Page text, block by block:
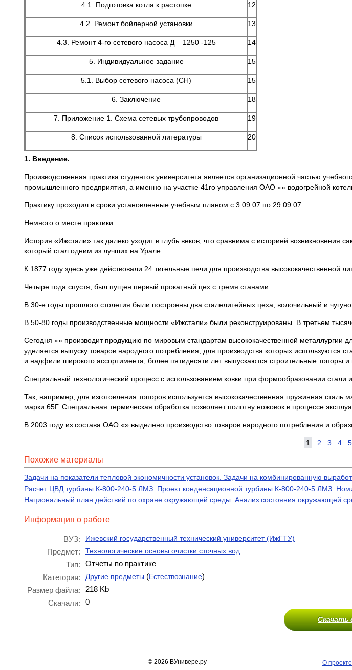
4.1. Подготовка котла к растопке 12
4.2. Ремонт бойлерной установки 13
4.3. Ремонт 4-го сетевого насоса Д – 1250 -125 14
5. Индивидуальное задание 15
5.1. Выбор сетевого насоса (СН) 15
6. Заключение 18
7. Приложение 1. Схема сетевых трубопроводов 19
8. Список использованной литературы 20
1. Введение.
Производственная практика студентов университета является организационной частью
промышленного предприятия, а именно на участке 41го управления ОАО «» водогрейной
Практику проходил в сроки установленные учебным планом с 3.09.07 по 29.09.07.
Немного о месте практики.
История «Ижстали» так далеко уходит в глубь веков, что сравнима с историей
который стал одним из лучших на Урале.
К 1877 году здесь уже действовали 24 тигельные печи для производства высококачественной
Четыре года спустя, был пущен первый прокатный цех с тремя станами.
В 30-е годы прошлого столетия были построены два сталелитейных цеха, волочильный и
В 50-80 годы производственные мощности «Ижстали» были реконструированы. В третьем
Сегодня «» производит продукцию по мировым стандартам высококачественной металлургии
уделяется выпуску товаров народного потребления, для производства которых используются
и надфили широкого ассортимента, более пятидесяти лет выпускаются строительные топоры
Специальный технологический процесс с использованием ковки при формообразовании стали
Так, например, для изготовления топоров используется высококачественная пружинная
марки 65Г. Специальная термическая обработка позволяет полотну ножовок в процессе
В 2003 году из состава ОАО «» выделено производство товаров народного потребления и
1 2 3 4 5
Похожие материалы
Задачи на показатели тепловой экономичности установок. Задачи на комбинированную
Расчет ЦВД турбины К-800-240-5 ЛМЗ. Проект конденсационной турбины К-800-240-5 ЛМЗ.
Национальный план действий по охране окружающей среды. Анализ состояния окружающей
Информация о работе
ВУЗ: Ижевский государственный технический университет (ИжГТУ)
Предмет: Технологические основы очистки сточных вод
Тип:
Отчеты по практике
Категория:
Другие предметы (Естествознание)
Размер файла:
218 Kb
Скачали:
0
Скачать
© 2026 ВУнивере.ру О проекте